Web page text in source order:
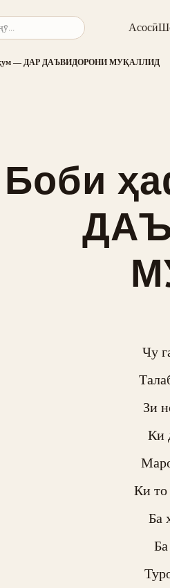
Асосӣ
— ДАР ДАЪВИДОРОНИ МУҚАЛЛИД
Боби
Чу
Зи
Ки
Ки то
Ба